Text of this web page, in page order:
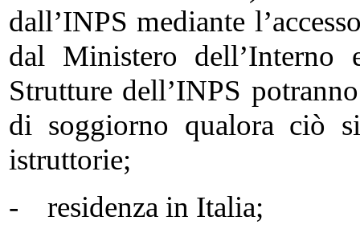
dall’INPS mediante
dal Ministero
Strutture dell’INPS
di soggiorno qualora ciò
istruttorie;
- residenza in Italia;